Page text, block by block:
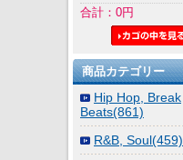
合計：0円
商品カテゴリー
Hip Hop, Break
Beats(861)
R&B, Soul(459)